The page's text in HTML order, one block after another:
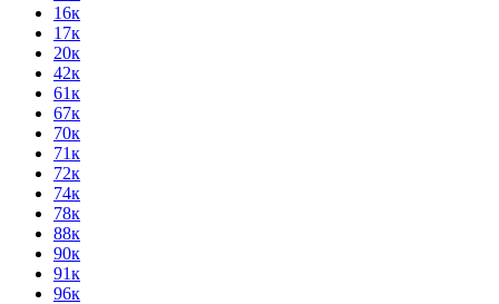
16к
17к
20к
42к
61к
67к
70к
71к
72к
74к
78к
88к
90к
91к
96к